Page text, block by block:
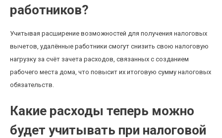
работников?
Учитывая расширение возможностей для получения налоговых
вычетов, удалённые работники смогут снизить свою налоговую
нагрузку за счёт зачета расходов, связанных с созданием
рабочего места дома, что повысит их итоговую сумму налоговых
обязательств.
Какие расходы теперь можно
будет учитывать при налоговой